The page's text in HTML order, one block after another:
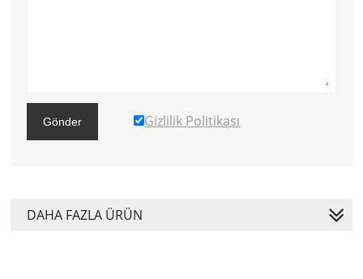
Gönder Gizlilik Politikası
DAHA FAZLA ÜRÜN